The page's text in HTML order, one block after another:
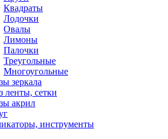
Квадраты
Лодочки
Овалы
Лимоны
Палочки
Треугольные
Многоугольные
зеркала
ленты, сетки
акрил
инструменты